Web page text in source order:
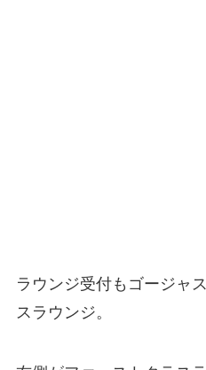
ラウンジ受付もゴージャ
スラウンジ。